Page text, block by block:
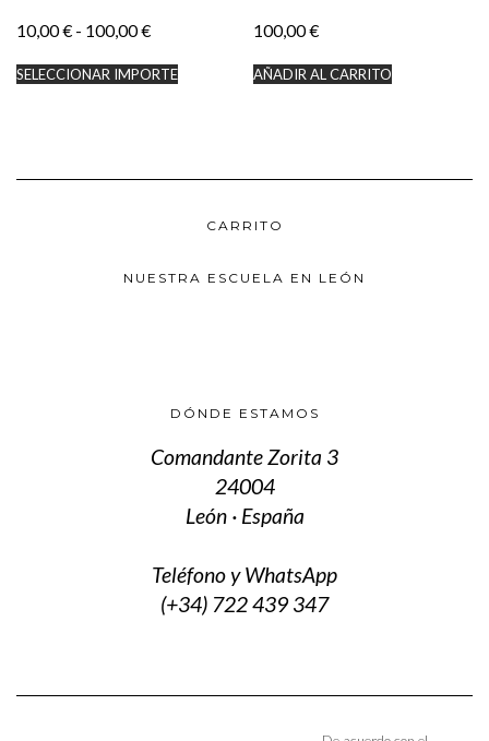
10,00€ - 100,00€Rango
precios:
SELECCIONAR IMPORTEproducto
opciones
elegir
la
100,00€
AÑADIR AL CARRITO
CARRITO
NUESTRA ESCUELA EN LEÓN
DÓNDE ESTAMOS
Comandante Zorita 3
24004
León · España
Teléfono y WhatsApp
(+34) 722 439 347